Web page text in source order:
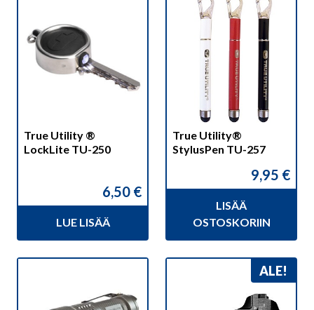
True Utility ®
LockLite TU-250
6,50 €
LUE LISÄÄ
True Utility®
StylusPen TU-257
9,95 €
LISÄÄ
OSTOSKORIIN
ALE!